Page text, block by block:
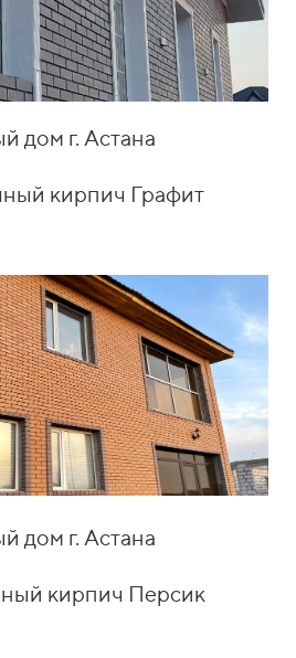
дом г. Астана
кирпич Графит
дом г. Астана
кирпич Персик